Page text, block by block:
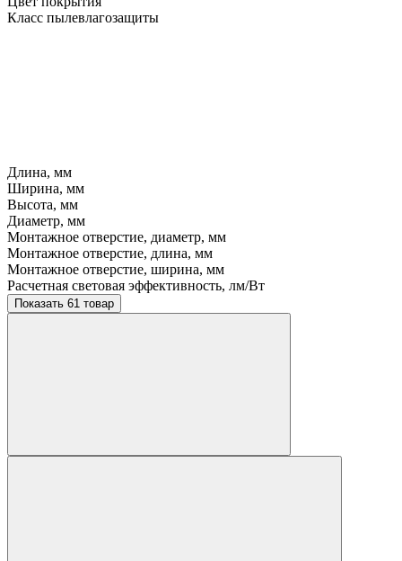
Класс пылевлагозащиты
Длина, мм
Ширина, мм
Высота, мм
Диаметр, мм
Монтажное отверстие, диаметр, мм
Монтажное отверстие, длина, мм
Монтажное отверстие, ширина, мм
Расчетная световая эффективность, лм/Вт
Показать 61 товар